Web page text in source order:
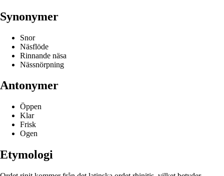
Synonymer
Snor
Näsflöde
Rinnande näsa
Nässnörpning
Antonymer
Öppen
Klar
Frisk
Ogen
Etymologi